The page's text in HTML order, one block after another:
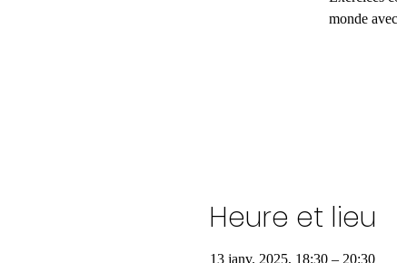
monde
Heure et lieu
13 janv. 2025, 18:30 – 20:30